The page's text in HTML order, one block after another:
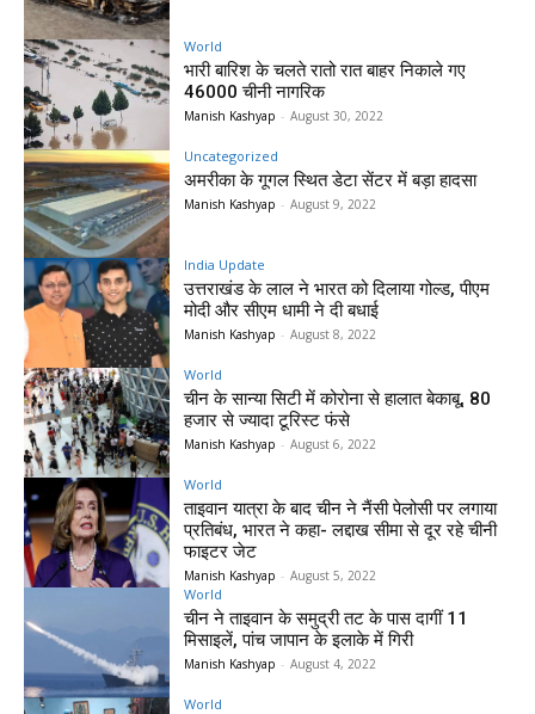
World
भारी बारिश के चलते रातो रात बाहर निकाले गए
46000 चीनी नागरिक
Manish Kashyap - August 30, 2022
Uncategorized
अमरीका के गूगल स्थित डेटा सेंटर में बड़ा हादसा
Manish Kashyap - August 9, 2022
India Update
उत्तराखंड के लाल ने भारत को दिलाया गोल्ड, पीएम
मोदी और सीएम धामी ने दी बधाई
Manish Kashyap - August 8, 2022
World
चीन के सान्या सिटी में कोरोना से हालात बेकाबू, 80
हजार से ज्यादा टूरिस्ट फंसे
Manish Kashyap - August 6, 2022
World
ताइवान यात्रा के बाद चीन ने नैंसी पेलोसी पर लगाया
प्रतिबंध, भारत ने कहा- लद्दाख सीमा से दूर रहे चीनी
फाइटर जेट
Manish Kashyap - August 5, 2022
World
चीन ने ताइवान के समुद्री तट के पास दागीं 11
मिसाइलें, पांच जापान के इलाके में गिरी
Manish Kashyap - August 4, 2022
World